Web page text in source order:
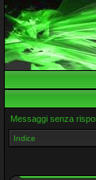
Messaggi senza
Indice